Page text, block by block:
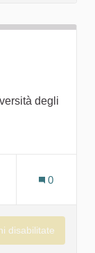
degli
sulla terra
0
disabilitate